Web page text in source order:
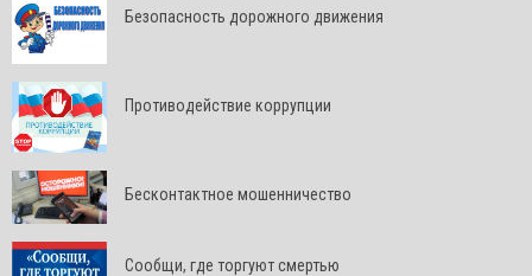
Безопасность дорожного движения
Противодействие коррупции
Бесконтактное мошенничество
Сообщи, где торгуют смертью